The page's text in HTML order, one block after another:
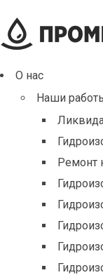
О нас
Наши
Ремонт